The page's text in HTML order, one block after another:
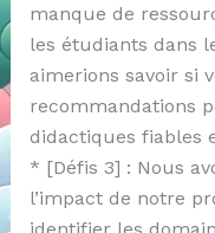
manque de
les étudiants dans
aimerions savoir si
recommandations
didactiques fiables
* [Défis 3] : Nous
l’impact de notre